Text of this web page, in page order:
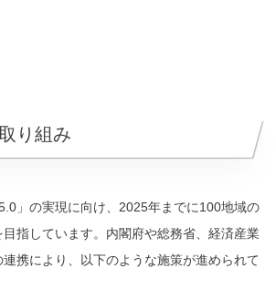
り組み
」の実現に向け、2025年までに100地域の
目指しています。内閣府や総務省、経済産業
携により、以下のような施策が進められて